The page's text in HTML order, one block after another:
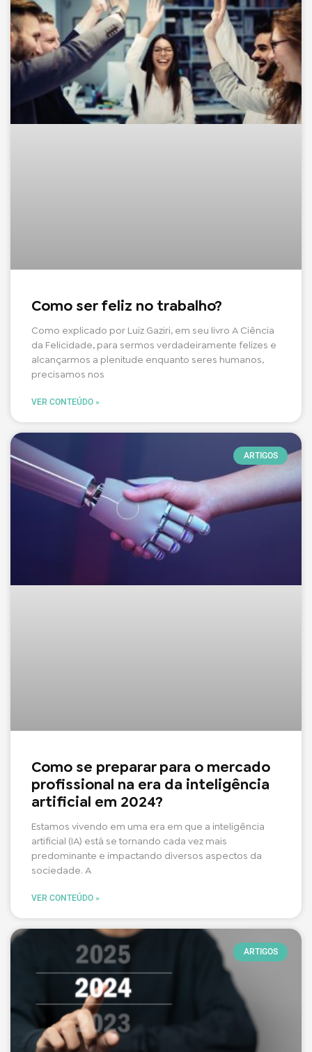
Como ser feliz no trabalho?
Como explicado por Luiz Gaziri, em seu livro A Ciência
da Felicidade, para sermos verdadeiramente felizes e
alcançarmos a plenitude enquanto seres humanos,
precisamos nos
VER CONTEÚDO »
ARTIGOS
Como se preparar para o mercado
profissional na era da inteligência
artificial em 2024?
Estamos vivendo em uma era em que a inteligência
artificial (IA) está se tornando cada vez mais
predominante e impactando diversos aspectos da
sociedade. A
VER CONTEÚDO »
ARTIGOS